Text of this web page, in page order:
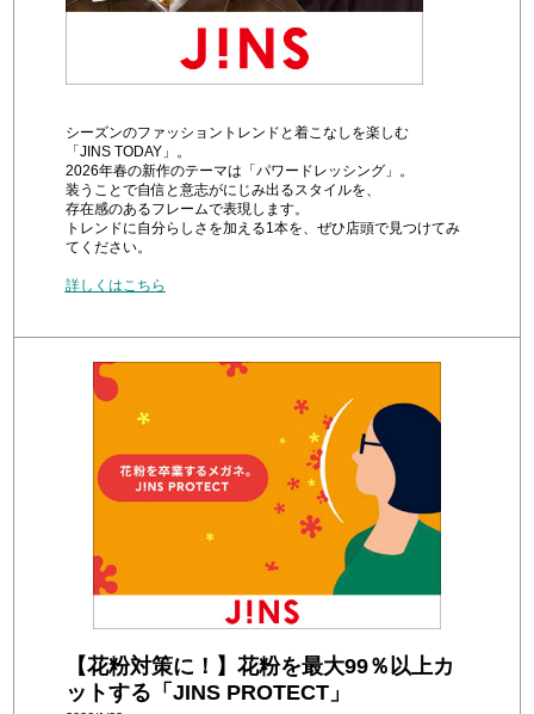
シーズンのファッショントレンドと着こなしを楽しむ
「JINS TODAY」。
2026年春の新作のテーマは「パワードレッシング」。
装うことで自信と意志がにじみ出るスタイルを、
存在感のあるフレームで表現します。
トレンドに自分らしさを加える1本を、ぜひ店頭で見つけてみ
てください。
詳しくはこちら
【花粉対策に！】花粉を最大99％以上カ
ットする「JINS PROTECT」